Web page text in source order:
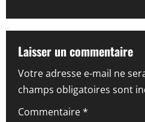
t
i
o
n
Laisser un commentaire
Votre adresse e-mail ne
champs obligatoires sont
Commentaire*